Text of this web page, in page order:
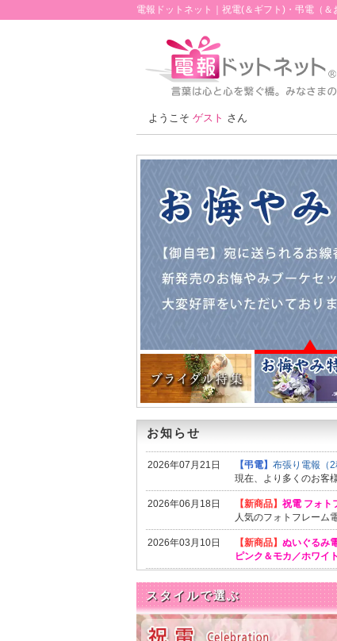
電報ドットネット｜祝電(＆ギフト)・弔電（
ようこそ ゲスト さん
お知らせ
2026年07月21日 【弔電】 布張り電報（2
現在、より多くのお客
2026年06月18日 【新商品】 祝電 フォト
人気のフォトフレーム
2026年03月10日 【新商品】 ぬいぐるみ
ピンク＆モカ／ホワイ
2026年02月03日 【祝電】【祝電】卒業
毎年好評の中から祝電
2025年11月25日 【弔電】「お悔やみ特
供花ブーケやお線香セ
スタイルで選ぶ